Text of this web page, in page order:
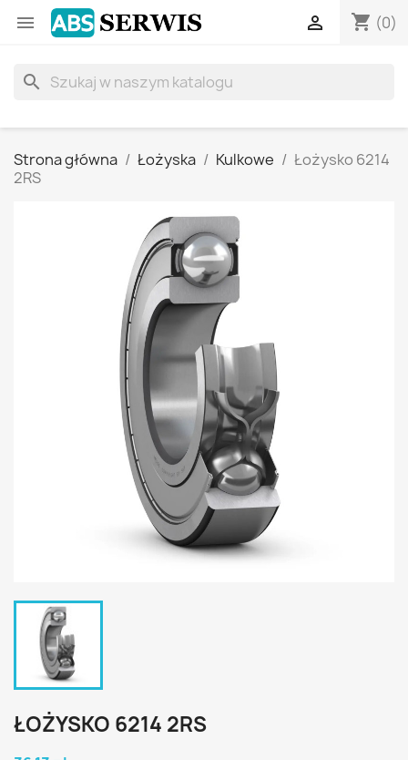
 shopping_cart (0)

search
Strona główna Łożyska Kulkowe
Łożysko 6214
2RS
ŁOŻYSKO 6214 2RS